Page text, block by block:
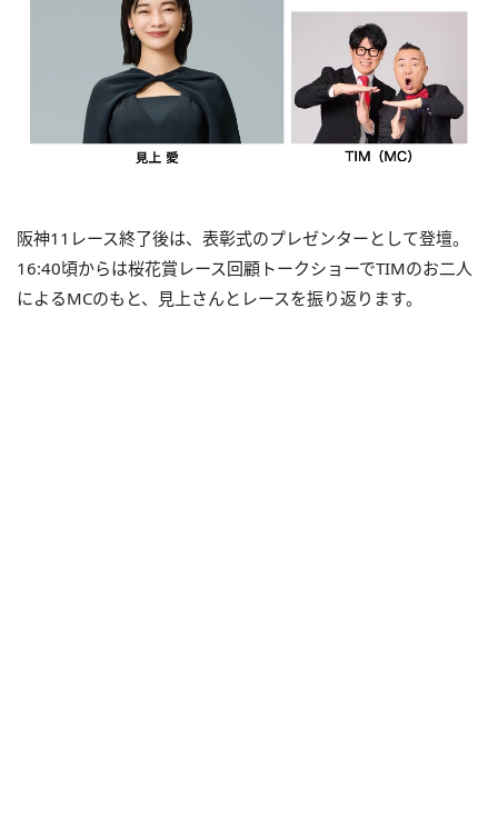
阪神11レース終了後は、表彰式のプレゼンターとして登壇。
16:40頃からは桜花賞レース回顧トークショーでTIMのお二人
によるMCのもと、見上さんとレースを振り返ります。